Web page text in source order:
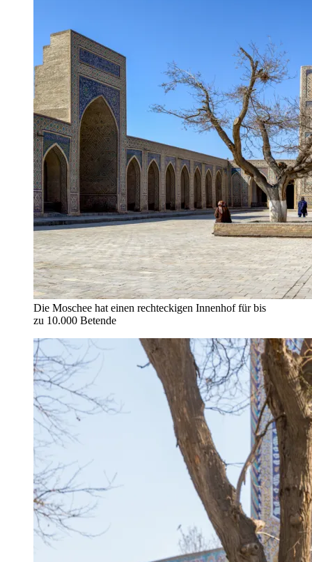
Die Moschee hat einen rechteckigen Innenhof für bis
zu 10.000 Betende